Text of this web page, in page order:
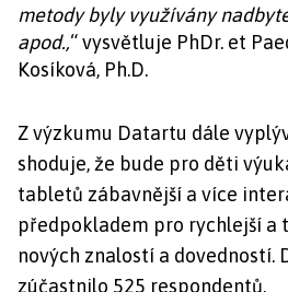
metody byly využívány
apod.,“ vysvětluje PhDr. et
Kosíková, Ph.D.
Z výzkumu Datartu dále
shoduje, že bude pro děti
tabletů zábavnější a více
předpokladem pro rychlejší a
nových znalostí a dovedností.
zúčastnilo 525 respondentů.